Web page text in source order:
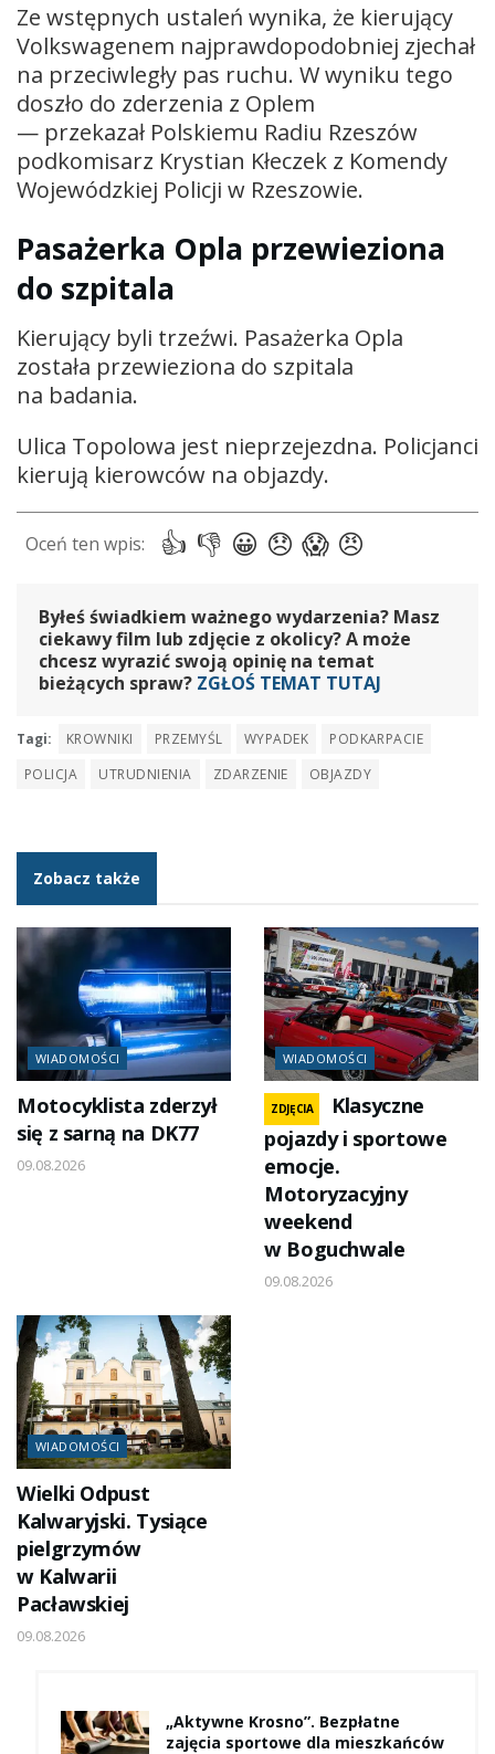
Ze wstępnych ustaleń wynika, że kierujący
Volkswagenem najprawdopodobniej zjechał
na przeciwległy pas ruchu. W wyniku tego
doszło do zderzenia z Oplem
— przekazał Polskiemu Radiu Rzeszów
podkomisarz Krystian Kłeczek z Komendy
Wojewódzkiej Policji w Rzeszowie.
Pasażerka Opla przewieziona
do szpitala
Kierujący byli trzeźwi. Pasażerka Opla
została przewieziona do szpitala
na badania.
Ulica Topolowa jest nieprzejezdna. Policjanci
kierują kierowców na objazdy.
Byłeś świadkiem ważnego wydarzenia? Masz
ciekawy film lub zdjęcie z okolicy? A może
chcesz wyrazić swoją opinię na temat
bieżących spraw? ZGŁOŚ TEMAT TUTAJ
Tagi: KROWNIKI PRZEMYŚL WYPADEK
PODKARPACIE
POLICJA
UTRUDNIENIA ZDARZENIE OBJAZDY
Zobacz także
WIADOMOŚCI
Motocyklista zderzył
się z sarną na DK77
09.08.2026
WIADOMOŚCI
ZDJĘCIA
Klasyczne
pojazdy i sportowe
emocje.
Motoryzacyjny
weekend
w Boguchwale
09.08.2026
WIADOMOŚCI
Wielki Odpust
Kalwaryjski. Tysiące
pielgrzymów
w Kalwarii
Pacławskiej
09.08.2026
„Aktywne Krosno”. Bezpłatne
zajęcia sportowe dla mieszkańców